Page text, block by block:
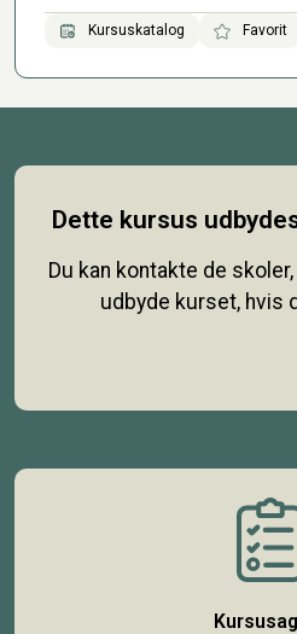
Kursuskatalog Favorit
Dette kursus
Du kan kontakte de
udbyde kurset, hvis